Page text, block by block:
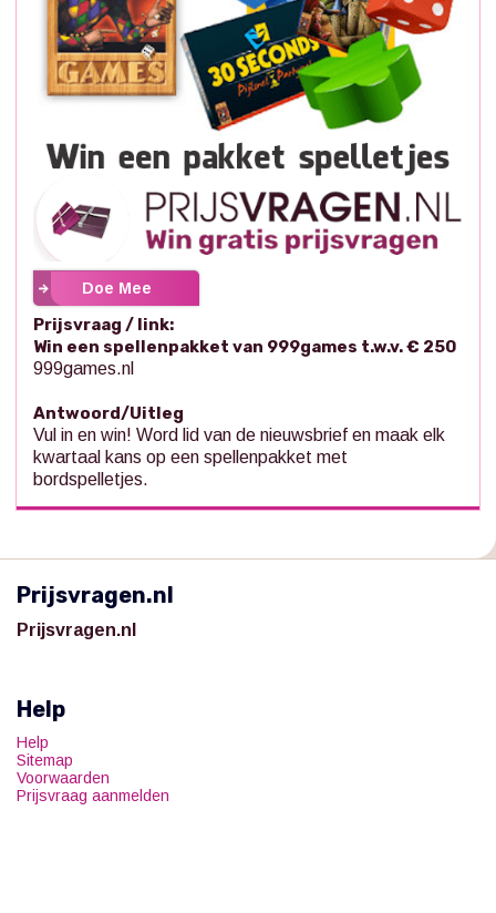
Doe Mee
Prijsvraag / link:
Win een spellenpakket van 999games t.w.v. € 250
999games.nl
Antwoord/Uitleg
Vul in en win! Word lid van de nieuwsbrief en maak elk
kwartaal kans op een spellenpakket met
bordspelletjes.
Prijsvragen.nl
Prijsvragen.nl
Help
Help
Sitemap
Voorwaarden
Prijsvraag aanmelden